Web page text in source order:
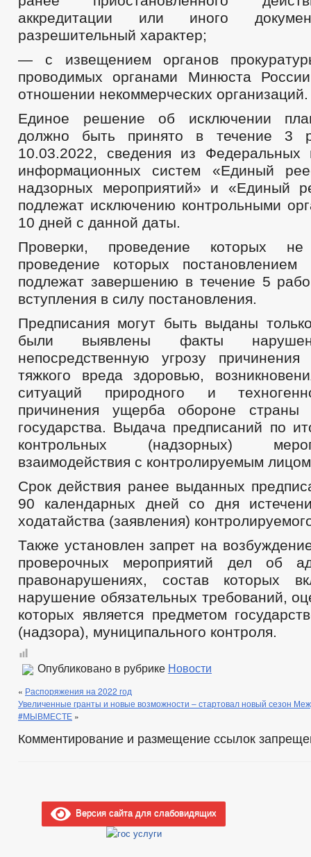
аккредитации или иного
разрешительный характер;
— с извещением органов
проводимых органами Минюста
отношении некоммерческих организаций.
Единое решение об исключении
должно быть принято в течение 3
10.03.2022, сведения из Федеральных
информационных систем «Единый
надзорных мероприятий» и «Единый
подлежат исключению контрольными
10 дней с данной даты.
Проверки, проведение которых
проведение которых постановлением
подлежат завершению в течение 5
вступления в силу постановления.
Предписания могут быть выданы
были выявлены факты
непосредственную угрозу
тяжкого вреда здоровью,
ситуаций природного и
причинения ущерба обороне страны
государства. Выдача предписаний по
контрольных (надзорных)
взаимодействия с контролируемым
Срок действия ранее выданных
90 календарных дней со дня
ходатайства (заявления)
Также установлен запрет на
проверочных мероприятий дел об
правонарушениях, состав которых
нарушение обязательных требований,
которых является предметом
(надзора), муниципального контроля.
Опубликовано в рубрике Новости
« Распоряжения на 2022 год
Увеличенные гранты и новые возможности – стартовал новый сезон
#МЫВМЕСТЕ »
Комментирование и размещение ссылок
Версия сайта для слабовидящих